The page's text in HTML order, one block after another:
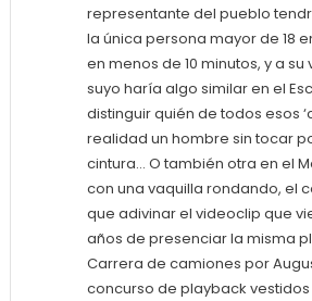
representante del pueblo
la única persona mayor de 18
en menos de 10 minutos, y a su
suyo haría algo similar en el
distinguir quién de todos esos
realidad un hombre sin tocar
cintura… O también otra en el
con una vaquilla rondando, el
que adivinar el videoclip que
años de presenciar la misma
Carrera de camiones por
concurso de playback